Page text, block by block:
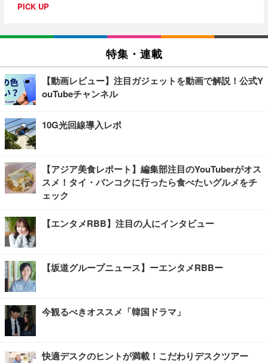
PICK UP
特集・連載
【動画レビュー】注目ガジェットを動画で解説！公式Y
ouTubeチャンネル
10G光回線導入レポ
【アジア美食レポート】編集部注目のYouTuberがオス
スメ！タイ・バンコクに行ったら食べたいグルメをチ
ェック
【エンタメRBB】注目の人にインタビュー
【坂道グループニュース】ーエンタメRBBー
今観るべきオススメ「韓国ドラマ」
快適デスクのヒントが満載！こだわりデスクツアー